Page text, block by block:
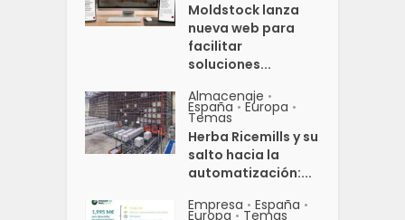
Moldstock lanza
nueva web para
facilitar
soluciones...
Almacenaje •
España • Europa •
Temas
Herba Ricemills y su
salto hacia la
automatización:...
Empresa • España •
Europa • Temas